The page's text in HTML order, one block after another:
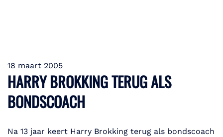
18 maart 2005
HARRY BROKKING TERUG ALS
BONDSCOACH
Na 13 jaar keert Harry Brokking terug als bondscoach